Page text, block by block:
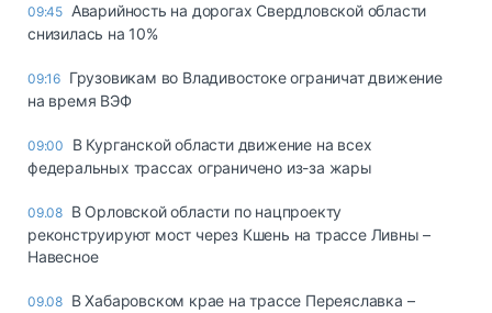
09:45 Аварийность на дорогах Свердловской области
снизилась на 10%
09:16 Грузовикам во Владивостоке ограничат движение
на время ВЭФ
09:00
В Курганской области движение на всех
федеральных трассах ограничено из-за жары
09.08 В Орловской области по нацпроекту
реконструируют мост через Кшень на трассе Ливны –
Навесное
09.08 В Хабаровском крае на трассе Переяславка –